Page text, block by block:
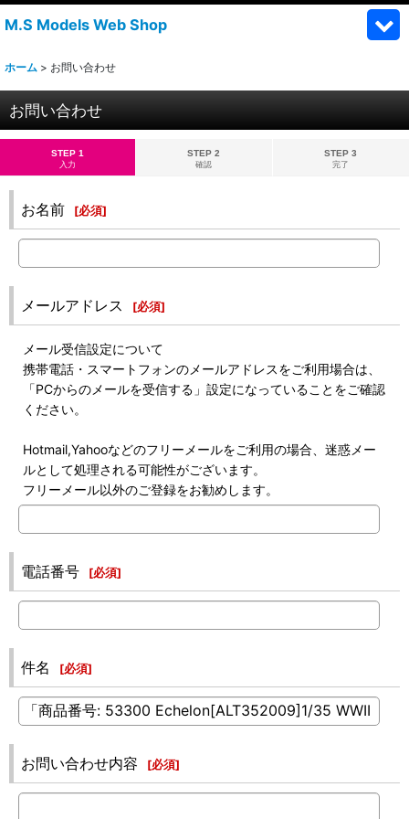
M.S Models Web Shop
ホーム > お問い合わせ
お問い合わせ
STEP 1
入力
STEP 2
確認
STEP 3
完了
お名前 [必須]
メールアドレス [必須]
メール受信設定について
携帯電話・スマートフォンのメールアドレスをご利用場合は、
「PCからのメールを受信する」設定になっていることをご確認
ください。
Hotmail,Yahooなどのフリーメールをご利用の場合、迷惑メー
ルとして処理される可能性がございます。
フリーメール以外のご登録をお勧めします。
電話番号 [必須]
件名 [必須]
お問い合わせ内容 [必須]